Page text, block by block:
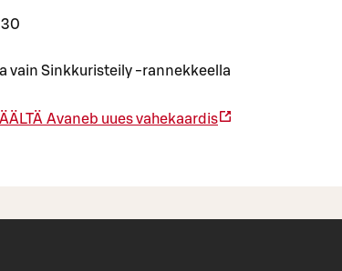
vain Sinkkuristeily -rannekkeella
Avaneb uues vahekaardis